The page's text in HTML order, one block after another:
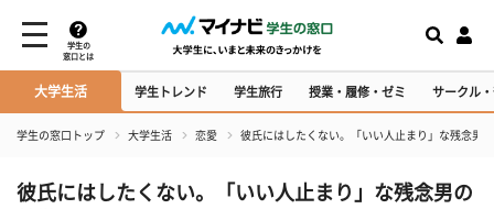
学生の
窓口とは
大学生活 学生トレンド 学生旅行 授業・履修・ゼミ サークル
学生の窓口トップ 大学生活 恋愛 彼氏にはしたくない。「いい人止まり」な残念男
彼氏にはしたくない。「いい人止まり」な残念男の